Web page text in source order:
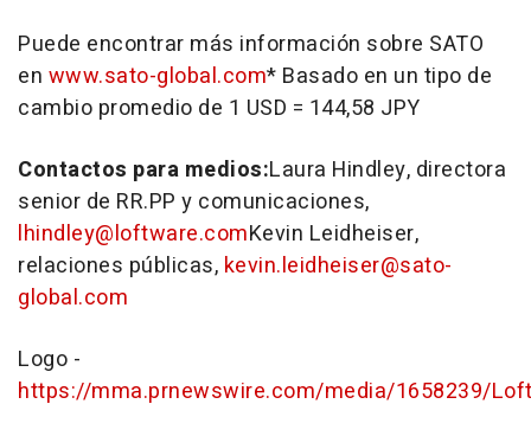
Puede encontrar más información sobre SATO
en www.sato-global.com* Basado en un tipo de
cambio promedio de 1 USD = 144,58 JPY
Contactos para medios:Laura Hindley, directora
senior de RR.PP y comunicaciones,
lhindley@loftware.comKevin Leidheiser,
relaciones públicas, kevin.leidheiser@sato-
global.com
Logo -
https://mma.prnewswire.com/media/1658239/